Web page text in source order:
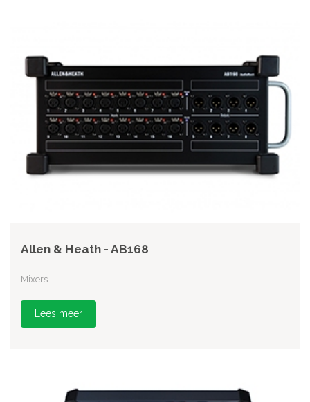
Allen & Heath - AB168
Mixers
Lees meer